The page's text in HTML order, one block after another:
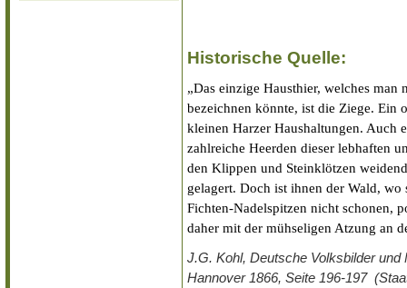
Historische Quelle:
„Das einzige Hausthier, welches
bezeichnen könnte, ist die Ziege. Ein
kleinen Harzer Haushaltungen. Auch
zahlreiche Heerden dieser lebhaften
den Klippen und Steinklötzen
gelagert. Doch ist ihnen der Wald, wo
Fichten-Nadelspitzen nicht schonen,
daher mit der mühseligen Atzung an
J.G. Kohl, Deutsche Volksbilder
Hannover 1866, Seite 196-197